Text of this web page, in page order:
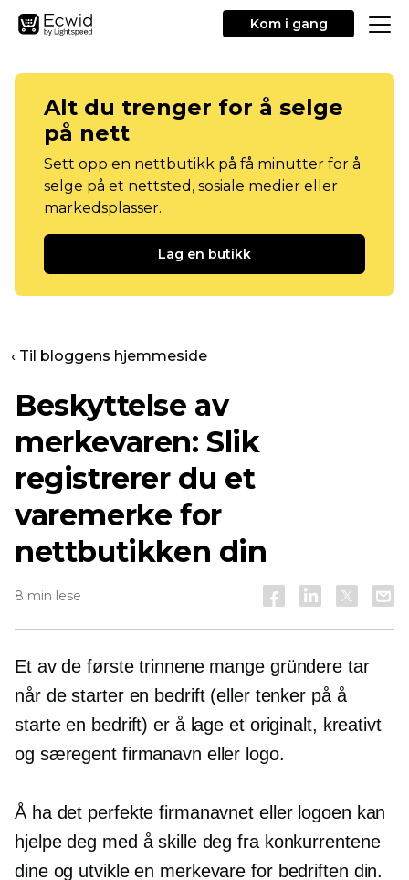
Kom i gang
Alt du trenger for å selge
på nett
Sett opp en nettbutikk på få minutter for å
selge på et nettsted, sosiale medier eller
markedsplasser.
Lag en butikk
‹ Til bloggens hjemmeside
Beskyttelse av
merkevaren: Slik
registrerer du et
varemerke for
nettbutikken din
8 min lese
Et av de første trinnene mange gründere tar
når de starter en bedrift (eller tenker på å
starte en bedrift) er å lage et originalt, kreativt
og særegent firmanavn eller logo.
Å ha det perfekte firmanavnet eller logoen kan
hjelpe deg med å skille deg fra konkurrentene
dine og utvikle en merkevare for bedriften din.